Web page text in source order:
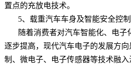
置点的充放电技术。
5、载重汽车车身及智能安全控
随着消费者对汽车智能化、电子
逐步提高，现代汽车电子的发展方
制、微电子、电子传感器等技术融